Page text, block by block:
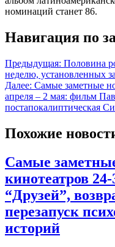
номинаций станет 86.
Навигация по
Предыдущая: Половина
неделю, установленных
Далее: Самые заметные
апреля – 2 мая: фильм
постапокалиптическая
Похожие
Самые
кинотеатров
“Друзей”,
перезапуск
историй